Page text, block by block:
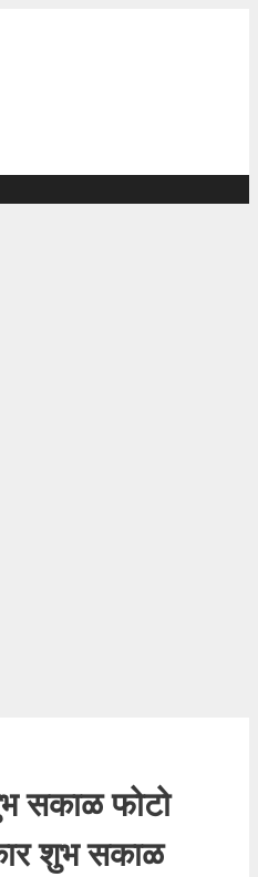
सकाळ फोटो
शुभ सकाळ